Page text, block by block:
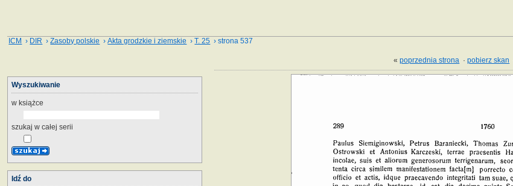
ICM › DIR ›Zasoby polskie ›Akta grodzkie i ziemskie ›T. 25 › strona 537
«poprzednia strona ·pobierz skan
Wyszukiwanie
w książce
szukaj w całej serii
Idź do